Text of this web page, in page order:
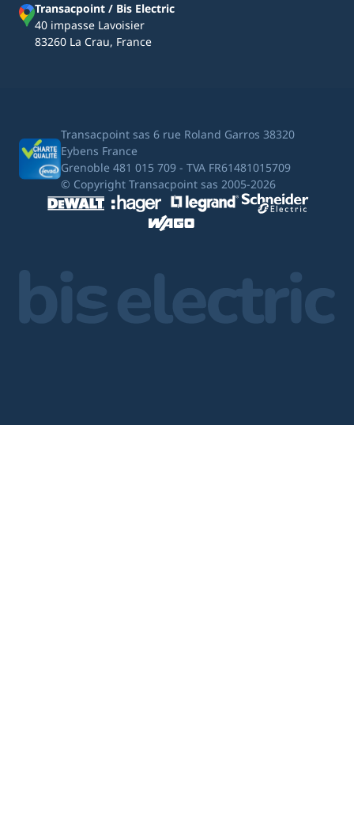
Transacpoint / Bis Electric
40 impasse Lavoisier
83260 La Crau, France
Transacpoint sas 6 rue Roland Garros 38320
Eybens France
Grenoble 481 015 709 - TVA FR61481015709
© Copyright Transacpoint sas 2005-2026